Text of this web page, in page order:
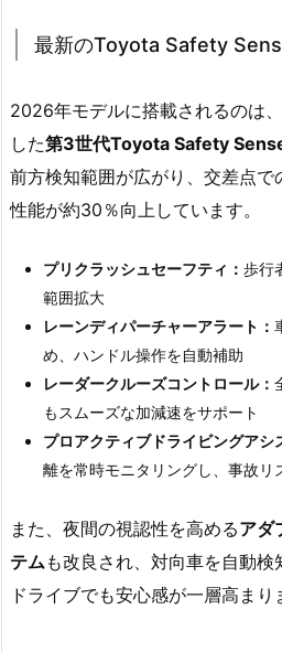
最新のToyota Safety
2026年モデルに搭載されるのは
した第3世代Toyota Safety
前方検知範囲が広がり、交差点で
性能が約30％向上しています。
プリクラッシュセーフティ： 歩行
範囲拡大
レーンディパーチャーアラート：
め、ハンドル操作を自動補助
レーダークルーズコントロール：
もスムーズな加減速をサポート
プロアクティブドライビングアシ
離を常時モニタリングし、事故リ
また、夜間の視認性を高めるアダ
テムも改良され、対向車を自動
ドライブでも安心感が一層高まり